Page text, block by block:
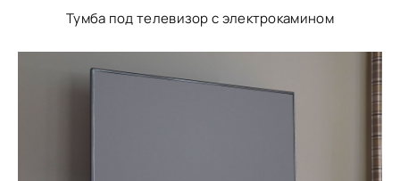
Тумба под телевизор с электрокамином